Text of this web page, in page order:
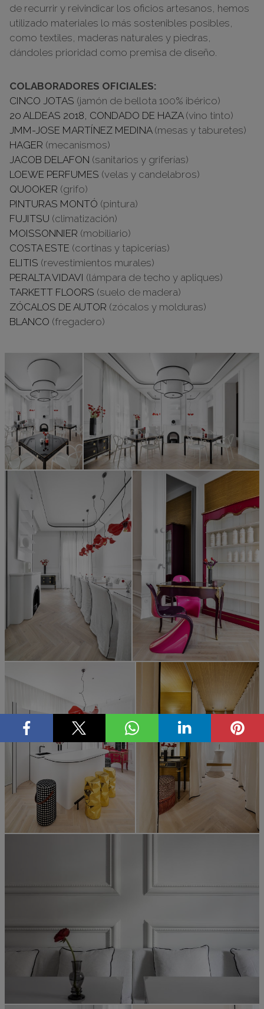
de recurrir y reivindicar los oficios artesanos, hemos
utilizado materiales lo más sostenibles posibles,
como textiles, maderas naturales y piedras,
dándoles prioridad como premisa de diseño.
COLABORADORES OFICIALES:
CINCO JOTAS (jamón de bellota 100% ibérico)
20 ALDEAS 2018, CONDADO DE HAZA(vino tinto)
JMM-JOSE MARTÍNEZ MEDINA(mesas y taburetes)
HAGER (mecanismos)
JACOB DELAFON (sanitarios y griferías)
LOEWE PERFUMES (velas y candelabros)
QUOOKER (grifo)
PINTURAS MONTÓ (pintura)
FUJITSU (climatización)
MOISSONNIER (mobiliario)
COSTA ESTE (cortinas y tapicerías)
ELITIS (revestimientos murales)
PERALTA VIDAVI (lámpara de techo y apliques)
TARKETT FLOORS (suelo de madera)
ZÓCALOS DE AUTOR (zócalos y molduras)
BLANCO (fregadero)